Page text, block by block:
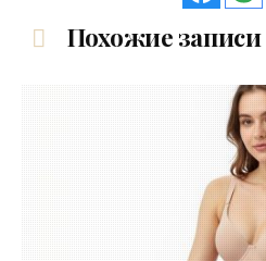
Похожие записи